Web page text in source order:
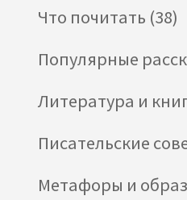
Что почитать (38)
Популярные
Литература и
Писательские
Метафоры и